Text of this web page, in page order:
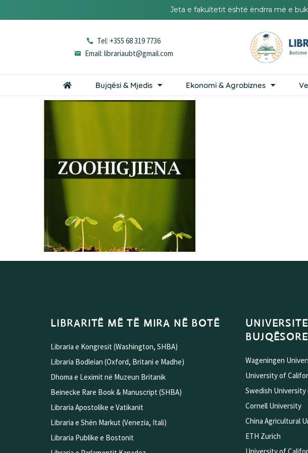
Jeta e fakultetit është ëndrra më e
Tel: +355 68 319 7736
Email: librariaubt@gmail.com
Bujqësi & Mjedis Ekonomi & Agrobiznes
LIBRARITË MË TË MIRA NË BOTË
Libraria e Kongresit (Washington, SHBA)
Libraria Bodleian (Oxford, Britani e Madhe)
Dhoma e Leximit në Muzeun Britanik
Beinecke Rare Book & Manuscript (SHBA)
Libraria Apostolike e Vatikanit
Libraria e Shën Markut (Venezia, Itali)
Libraria Publike e Bostonit
BUJQËSORE
Wageningen
University of
Swedish
Cornell University
China Agricultural
ETH Zurich